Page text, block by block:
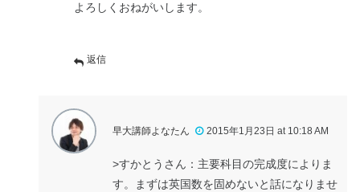
よろしくおねがいします。
返信
早大講師よなたん 2015年1月23日 at 10:18 AM
>すかとうさん：主要科目の完成度によりま
す。まずは英国数を固めないと話になりませ